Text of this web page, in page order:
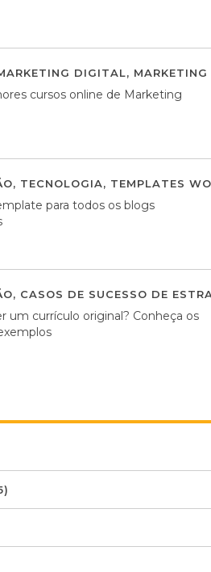
DIGITAL,
cursos online de Marketing
, TECNOLOGIA, TEMPLATES
para todos os blogs
, CASOS DE SUCESSO DE
um currículo original? Conheça os